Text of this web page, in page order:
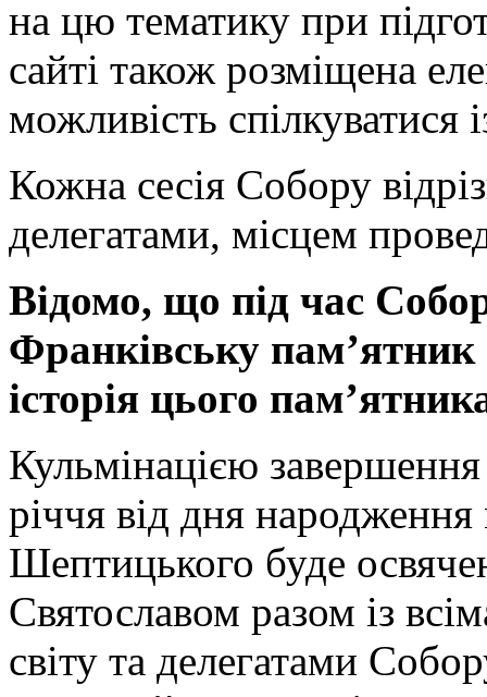
на цю тематику при
сайті також розміщена
можливість спілкуватися
Кожна сесія Собору
делегатами, місцем
Відомо, що під час
Франківську
історія цього
Кульмінацією
річчя від дня
Шептицького буде
Святославом разом із
світу та делегатами